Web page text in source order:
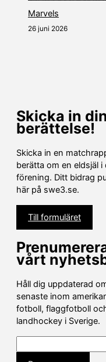
Marvels
26 juni 2026
Skicka in din
berättelse!
Skicka in en
berätta om en eldsjäl i
förening. Ditt bidrag
här på swe3.se.
Till formuläret
vårt
Håll dig uppdaterad
senaste inom
fotboll, flaggfotboll
landhockey i Sverige.